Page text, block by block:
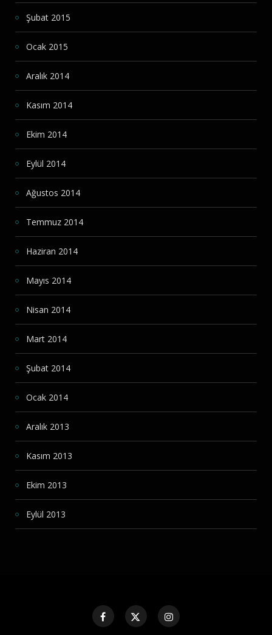
Şubat 2015
Ocak 2015
Aralık 2014
Kasım 2014
Ekim 2014
Eylül 2014
Ağustos 2014
Temmuz 2014
Haziran 2014
Mayıs 2014
Nisan 2014
Mart 2014
Şubat 2014
Ocak 2014
Aralık 2013
Kasım 2013
Ekim 2013
Eylül 2013